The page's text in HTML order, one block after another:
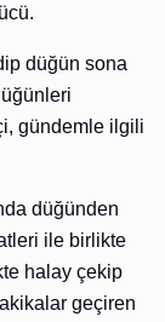
düğün sona
gündemle ilgili
düğünden
ile birlikte
halay çekip
geçiren